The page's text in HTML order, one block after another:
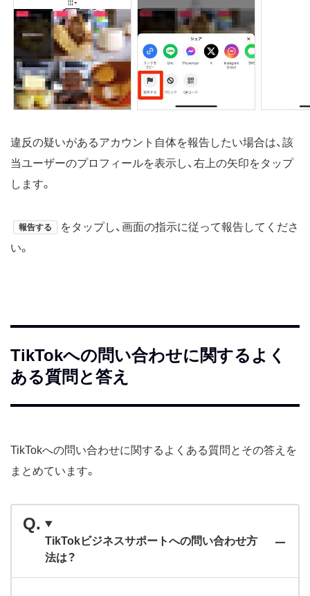
違反の疑いがあるアカウント自体を報告したい場合は、該
当ユーザーのプロフィールを表示し、右上の矢印をタップ
します。
報告する
をタップし、画面の指示に従って報告してくださ
い。
TikTokへの問い合わせに関するよく
ある質問と答え
TikTokへの問い合わせに関するよくある質問とその答えを
まとめています。
TikTokビジネスサポートへの問い合わせ方
法は？